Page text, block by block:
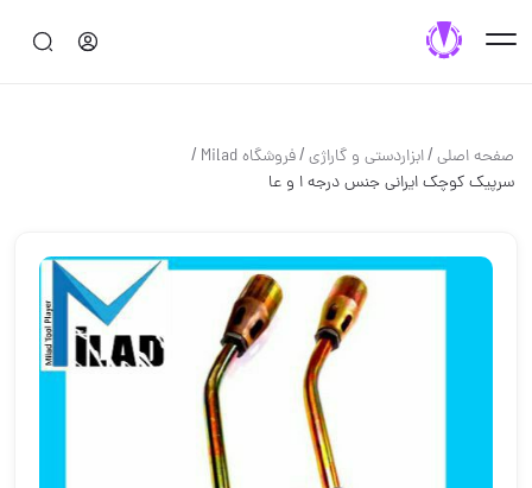
صفحه اصلی/ابزاردستی و گاراژی/فروشگاه Milad /
سرپیک کوچک ایرانی جنس درجه ا و عا